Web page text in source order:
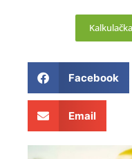
Facebook
Email